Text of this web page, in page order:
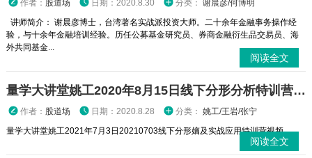
作者： 股道场 日期：2020.8.30 分类： 谢晨彦/何博明
讲师简介： 谢晨彦博士，台湾著名实战派投资大师。二十余年金融事务操作经
验，与十余年金融培训经验。历任公募基金研究员、券商金融衍生品交易员、海
外共同基金...
阅读全文
量学大讲堂姚工2020年8月15日线下分形分析特训营录音
作者： 股道场 日期：2020.8.28 分类： 姚工/王岩/张宁
量学大讲堂姚工2021年7月3日20210703线下分形嫡及实战应用特训营视频
阅读全文